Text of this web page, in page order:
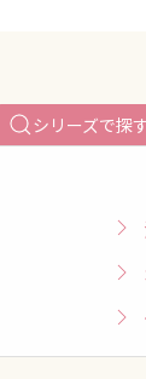
シリーズで探